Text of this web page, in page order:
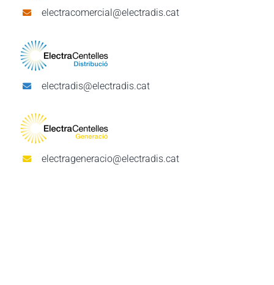
electracomercial@electradis.cat
electradis@electradis.cat
electrageneracio@electradis.cat